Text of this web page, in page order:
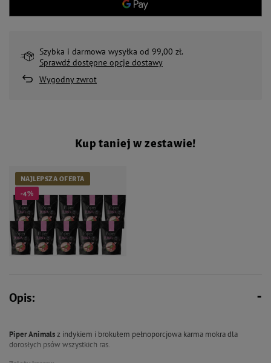
Szybka i darmowa wysyłka od 99,00 zł.
Sprawdź dostępne opcje dostawy
Wygodny zwrot
Kup taniej w zestawie!
NAJLEPSZA OFERTA
-4%
76,00 zł
Animals z indykiem i brokułem
zestaw 10 x 500 g
Opis:
Piper Animalsz indykiem i brokułem pełnoporcjowa karma mokra dla
dorosłych psów wszystkich ras.